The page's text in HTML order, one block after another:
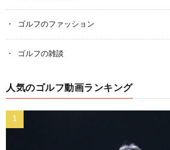
ゴルフのファッション
ゴルフの雑談
人気のゴルフ動画ランキング